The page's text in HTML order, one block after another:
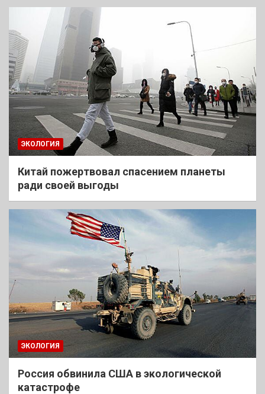
ЭКОЛОГИЯ
Китай пожертвовал спасением планеты
ради своей выгоды
ЭКОЛОГИЯ
Россия обвинила США в экологической
катастрофе